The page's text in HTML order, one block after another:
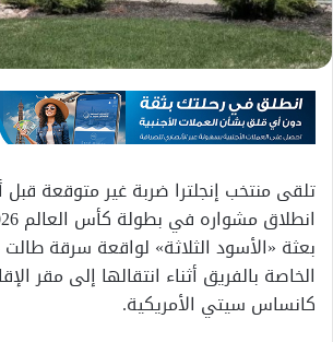
تلقى منتخب إنجلترا ضربة غير متوقعة قبل
بعثة «الأسود الثلاثة» لواقعة سرقة
الخاصة بالفريق أثناء انتقالها إلى مقر
كانساس سيتي الأمريكية.